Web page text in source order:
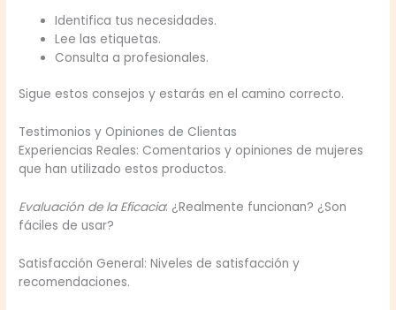
Identifica tus necesidades.
Lee las etiquetas.
Consulta a profesionales.
Sigue estos consejos y estarás en el camino correcto.
Testimonios y Opiniones de Clientas
Experiencias Reales: Comentarios y opiniones de mujeres
que han utilizado estos productos.
Evaluación de la Eficacia: ¿Realmente funcionan? ¿Son
fáciles de usar?
Satisfacción General: Niveles de satisfacción y
recomendaciones.